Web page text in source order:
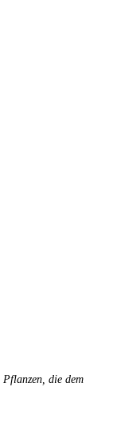
Pflanzen, die dem